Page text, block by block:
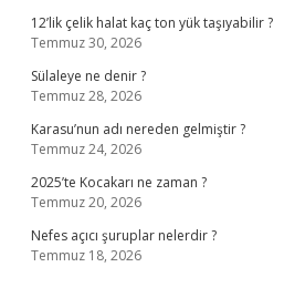
12’lik çelik halat kaç ton yük taşıyabilir ?
Temmuz 30, 2026
Sülaleye ne denir ?
Temmuz 28, 2026
Karasu’nun adı nereden gelmiştir ?
Temmuz 24, 2026
2025’te Kocakarı ne zaman ?
Temmuz 20, 2026
Nefes açıcı şuruplar nelerdir ?
Temmuz 18, 2026